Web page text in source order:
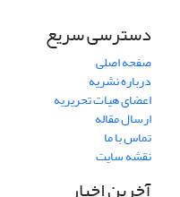
دسترسی سریع
صفحه اصلی
درباره نشریه
اعضای هیات تحریریه
ارسال مقاله
تماس با ما
نقشه سایت